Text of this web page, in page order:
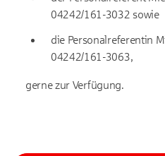
04242/161-3032 sowie
die Personalreferentin
04242/161-3063,
gerne zur Verfügung.